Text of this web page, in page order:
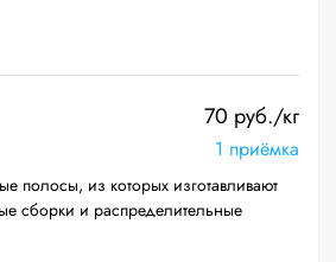
70 руб./кг
1 приёмка
полосы, из которых изготавливают
сборки и распределительные